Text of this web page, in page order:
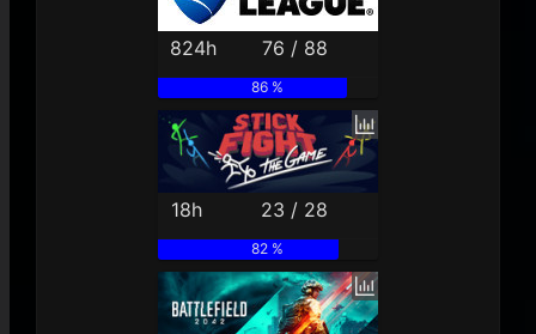
824h 76 / 88
86 %
18h 23 / 28
82 %